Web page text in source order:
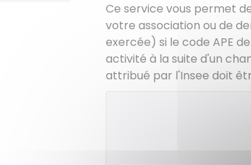
Ce service vous permet
votre association ou de
exercée) si le code APE
activité à la suite d'un
attribué par l'Insee doit